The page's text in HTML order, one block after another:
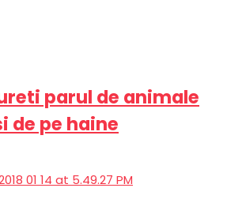
parul de animale
de pe haine